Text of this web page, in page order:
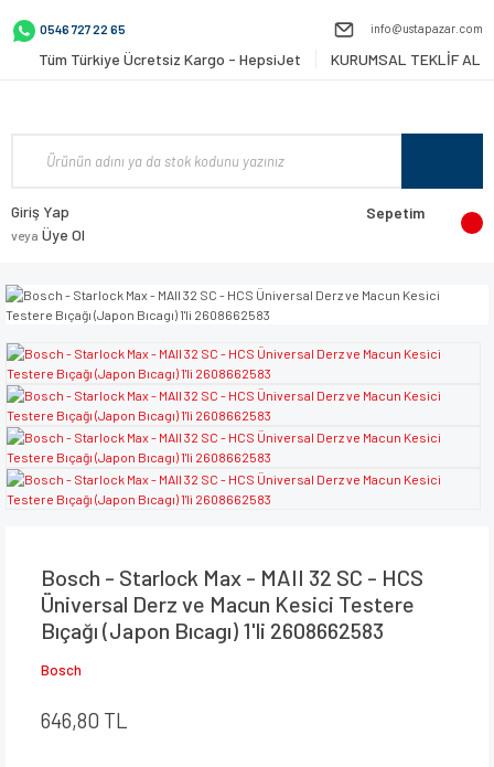
0546 727 22 65 info@ustapazar.com
Tüm Türkiye Ücretsiz Kargo - HepsiJet KURUMSAL TEKLİF AL
Giriş Yap
veya Üye Ol
Sepetim
Bosch - Starlock Max - MAII 32 SC - HCS
Üniversal Derz ve Macun Kesici Testere
Bıçağı (Japon Bıcagı) 1'li 2608662583
Bosch
646,80 TL